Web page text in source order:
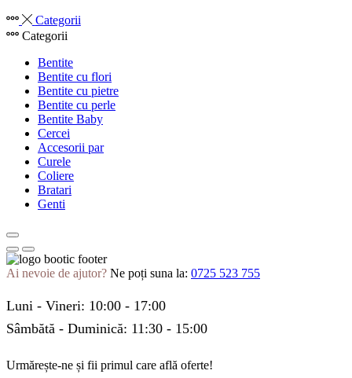
Categorii
Categorii
Bentite
Bentite cu flori
Bentite cu pietre
Bentite cu perle
Bentite Baby
Cercei
Accesorii par
Curele
Coliere
Bratari
Genti
Ai nevoie de ajutor? Ne poți suna la: 0725 523 755
Luni - Vineri: 10:00 - 17:00
Sâmbătă - Duminică: 11:30 - 15:00
Urmărește-ne și fii primul care află oferte!